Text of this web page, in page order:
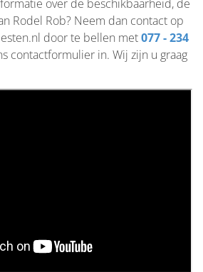
over de beschikbaarheid, de
Rodel Rob? Neem dan contact op
door te bellen met077 - 234
contactformulier in. Wij zijn u graag